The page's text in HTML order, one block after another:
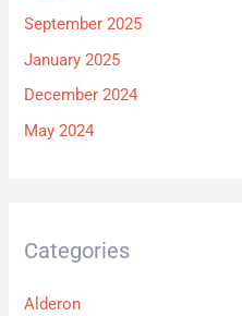
September 2025
January 2025
December 2024
May 2024
Categories
Alderon